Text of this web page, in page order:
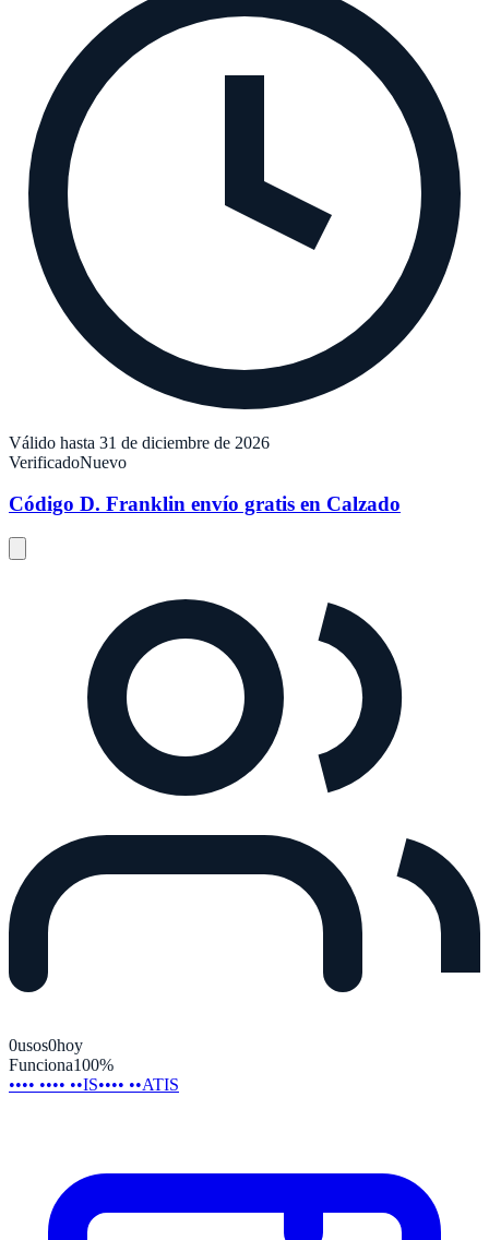
Válido hasta 31 de diciembre de 2026
VerificadoNuevo
Código D. Franklin envío gratis en Calzado
0usos0hoy
Funciona100%
•••• •••• ••IS•••• ••ATIS